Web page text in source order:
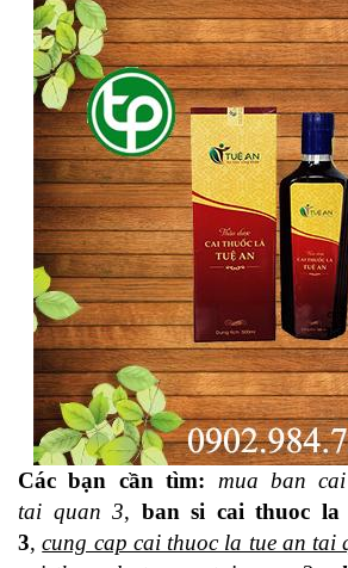
Các bạn cần tìm: mua ban
tai quan 3, ban si cai thuoc
3,cung cap cai thuoc la tue an tai